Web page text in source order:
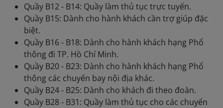
Quầy B12 - B14: Quầy làm thủ tục trực tuyến.
Quầy B15: Dành cho hành khách cần trợ giúp đặc
biệt.
Quầy B16 - B18: Dành cho hành khách hạng Phổ
thông đi TP. Hồ Chí Minh.
Quầy B20 - B23: Dành cho hành khách hạng Phổ
thông các chuyến bay nội địa khác.
Quầy B24 - B25: Dành cho khách đi theo đoàn.
Quầy B28 - B31: Quầy làm thủ tục cho các chuyến